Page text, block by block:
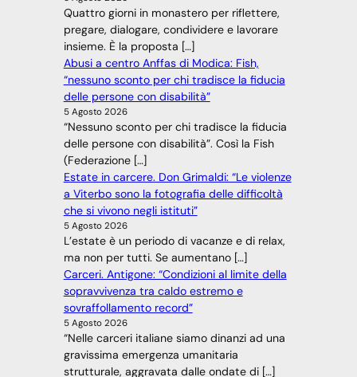
Quattro giorni in monastero per riflettere,
pregare, dialogare, condividere e lavorare
insieme. È la proposta […]
Abusi a centro Anffas di Modica: Fish,
“nessuno sconto per chi tradisce la fiducia
delle persone con disabilità”
5 Agosto 2026
“Nessuno sconto per chi tradisce la fiducia
delle persone con disabilità”. Così la Fish
(Federazione […]
Estate in carcere. Don Grimaldi: “Le violenze
a Viterbo sono la fotografia delle difficoltà
che si vivono negli istituti”
5 Agosto 2026
L’estate è un periodo di vacanze e di relax,
ma non per tutti. Se aumentano […]
Carceri. Antigone: “Condizioni al limite della
sopravvivenza tra caldo estremo e
sovraffollamento record”
5 Agosto 2026
“Nelle carceri italiane siamo dinanzi ad una
gravissima emergenza umanitaria
strutturale, aggravata dalle ondate di […]